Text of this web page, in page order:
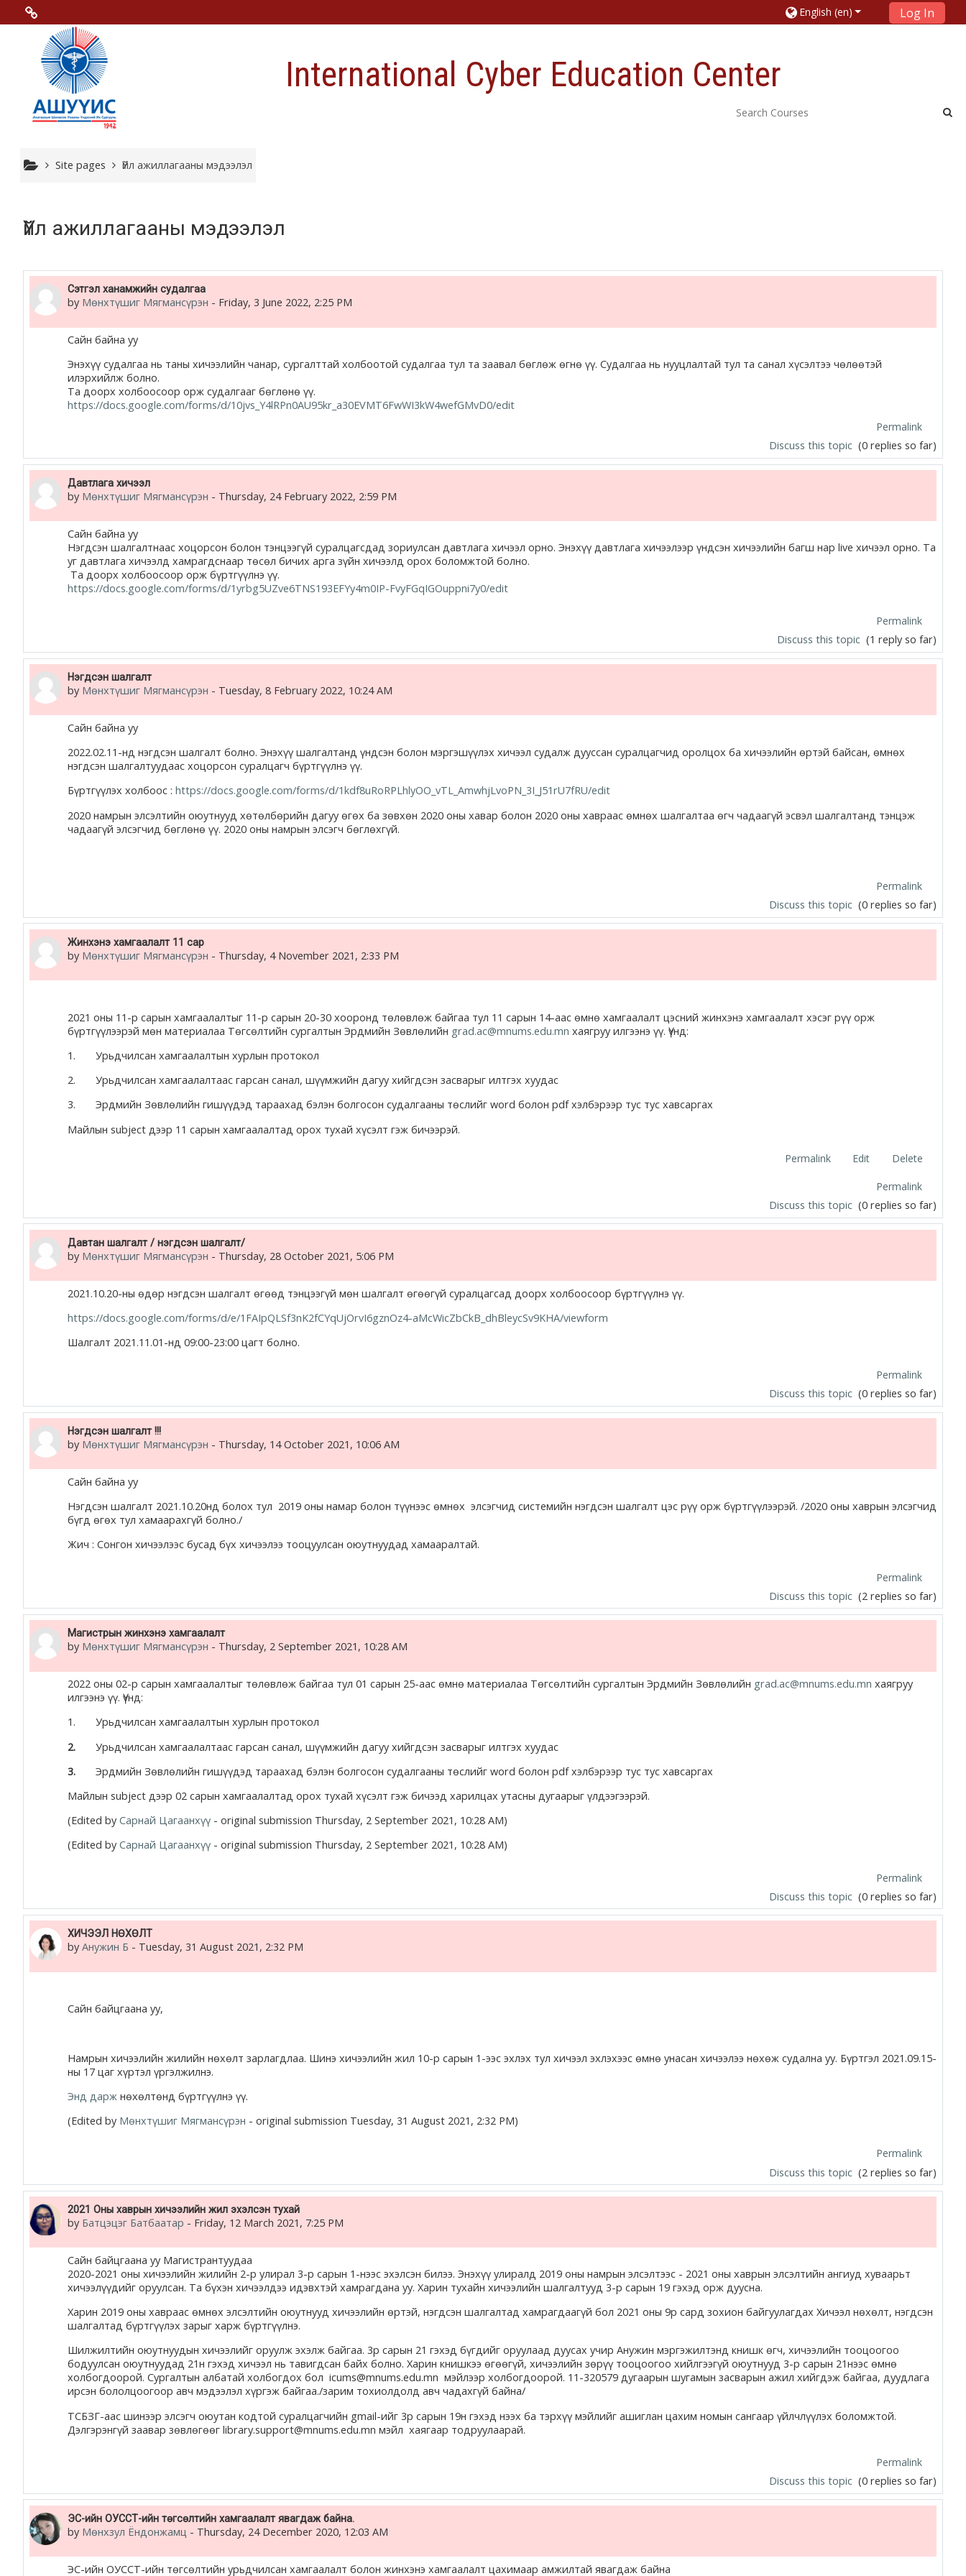
Skip to main content
Menu 2
Moodle community
Moodle free support
Moodle development
жишээ 2
Moodle community
Moodle free support
Moodle development
Moodle Docs
Moodle.com
English ‎(en)‎ Log In
International Cyber Education Center
Site pages Үйл ажиллагааны мэдээлэл
Үйл ажиллагааны мэдээлэл
Сэтгэл ханамжийн судалгаа
by Мөнхтүшиг Мягмансүрэн - Friday, 3 June 2022, 2:25 PM
Сайн байна уу
Энэхүү судалгаа нь таны хичээлийн чанар, сургалттай холбоотой судалгаа тул та заавал бөглөж өгнө үү. Судалгаа нь нууцлалтай тул та санал хүсэлтээ чөлөөтэй
илэрхийлж болно.
Та доорх холбоосоор орж судалгааг бөглөнө үү.
https://docs.google.com/forms/d/10jvs_Y4lRPn0AU95kr_a30EVMT6FwWI3kW4wefGMvD0/edit
Permalink
Discuss this topic (0 replies so far)
Давтлага хичээл
by Мөнхтүшиг Мягмансүрэн - Thursday, 24 February 2022, 2:59 PM
Сайн байна уу
Нэгдсэн шалгалтнаас хоцорсон болон тэнцээгүй суралцагсдад зориулсан давтлага хичээл орно. Энэхүү давтлага хичээлээр үндсэн хичээлийн багш нар live хичээл орно. Та
уг давтлага хичээлд хамрагдснаар төсөл бичих арга зүйн хичээлд орох боломжтой болно.
Та доорх холбоосоор орж бүртгүүлнэ үү.
https://docs.google.com/forms/d/1yrbg5UZve6TNS193EFYy4m0IP-FvyFGqIGOuppni7y0/edit
Permalink
Discuss this topic (1 reply so far)
Нэгдсэн шалгалт
by Мөнхтүшиг Мягмансүрэн - Tuesday, 8 February 2022, 10:24 AM
Сайн байна уу
2022.02.11-нд нэгдсэн шалгалт болно. Энэхүү шалгалтанд үндсэн болон мэргэшүүлэх хичээл судалж дууссан суралцагчид оролцох ба хичээлийн өртэй байсан, өмнөх
нэгдсэн шалгалтуудаас хоцорсон суралцагч бүртгүүлнэ үү.
Бүртгүүлэх холбоос : https://docs.google.com/forms/d/1kdf8uRoRPLhlyOO_vTL_AmwhjLvoPN_3I_J51rU7fRU/edit
2020 намрын элсэлтийн оюутнууд хөтөлбөрийн дагуу өгөх ба зөвхөн 2020 оны хавар болон 2020 оны хавраас өмнөх шалгалтаа өгч чадаагүй эсвэл шалгалтанд тэнцэж
чадаагүй элсэгчид бөглөнө үү. 2020 оны намрын элсэгч бөглөхгүй.
Permalink
Discuss this topic (0 replies so far)
Жинхэнэ хамгаалалт 11 сар
by Мөнхтүшиг Мягмансүрэн - Thursday, 4 November 2021, 2:33 PM
2021 оны 11-р сарын хамгаалалтыг 11-р сарын 20-30 хооронд төлөвлөж байгаа тул 11 сарын 14-аас өмнө хамгаалалт цэсний жинхэнэ хамгаалалт хэсэг рүү орж
бүртгүүлээрэй мөн материалаа Төгсөлтийн сургалтын Эрдмийн Зөвлөлийн grad.ac@mnums.edu.mn хаягруу илгээнэ үү. Үүнд:
1. Урьдчилсан хамгаалалтын хурлын протокол
2. Урьдчилсан хамгаалалтаас гарсан санал, шүүмжийн дагуу хийгдсэн засварыг илтгэх хуудас
3. Эрдмийн Зөвлөлийн гишүүдэд тараахад бэлэн болгосон судалгааны төслийг word болон pdf хэлбэрээр тус тус хавсаргах
Майлын subject дээр 11 сарын хамгаалалтад орох тухай хүсэлт гэж бичээрэй.
Permalink Edit Delete
Permalink
Discuss this topic (0 replies so far)
Давтан шалгалт / нэгдсэн шалгалт/
by Мөнхтүшиг Мягмансүрэн - Thursday, 28 October 2021, 5:06 PM
2021.10.20-ны өдөр нэгдсэн шалгалт өгөөд тэнцээгүй мөн шалгалт өгөөгүй суралцагсад доорх холбоосоор бүртгүүлнэ үү.
https://docs.google.com/forms/d/e/1FAIpQLSf3nK2fCYqUjOrvI6gznOz4-aMcWicZbCkB_dhBleycSv9KHA/viewform
Шалгалт 2021.11.01-нд 09:00-23:00 цагт болно.
Permalink
Discuss this topic (0 replies so far)
Нэгдсэн шалгалт !!!
by Мөнхтүшиг Мягмансүрэн - Thursday, 14 October 2021, 10:06 AM
Сайн байна уу
Нэгдсэн шалгалт 2021.10.20нд болох тул 2019 оны намар болон түүнээс өмнөх элсэгчид системийн нэгдсэн шалгалт цэс рүү орж бүртгүүлээрэй. /2020 оны хаврын элсэгчид
бүгд өгөх тул хамаарахгүй болно./
Жич : Сонгон хичээлээс бусад бүх хичээлээ тооцуулсан оюутнуудад хамааралтай.
Permalink
Discuss this topic (2 replies so far)
Магистрын жинхэнэ хамгаалалт
by Мөнхтүшиг Мягмансүрэн - Thursday, 2 September 2021, 10:28 AM
2022 оны 02-р сарын хамгаалалтыг төлөвлөж байгаа тул 01 сарын 25-аас өмнө материалаа Төгсөлтийн сургалтын Эрдмийн Зөвлөлийн grad.ac@mnums.edu.mn хаягруу
илгээнэ үү. Үүнд:
1. Урьдчилсан хамгаалалтын хурлын протокол
2. Урьдчилсан хамгаалалтаас гарсан санал, шүүмжийн дагуу хийгдсэн засварыг илтгэх хуудас
3. Эрдмийн Зөвлөлийн гишүүдэд тараахад бэлэн болгосон судалгааны төслийг word болон pdf хэлбэрээр тус тус хавсаргах
Майлын subject дээр 02 сарын хамгаалалтад орох тухай хүсэлт гэж бичээд харилцах утасны дугаарыг үлдээгээрэй.
(Edited by Сарнай Цагаанхүү- original submission Thursday, 2 September 2021, 10:28 AM)
(Edited by Сарнай Цагаанхүү- original submission Thursday, 2 September 2021, 10:28 AM)
Permalink
Discuss this topic (0 replies so far)
ХИЧЭЭЛ НӨХӨЛТ
by Анужин Б - Tuesday, 31 August 2021, 2:32 PM
Сайн байцгаана уу,
Намрын хичээлийн жилийн нөхөлт зарлагдлаа. Шинэ хичээлийн жил 10-р сарын 1-ээс эхлэх тул хичээл эхлэхээс өмнө унасан хичээлээ нөхөж судална уу. Бүртгэл 2021.09.15-
ны 17 цаг хүртэл үргэлжилнэ.
Энд даржнөхөлтөнд бүртгүүлнэ үү.
(Edited by Мөнхтүшиг Мягмансүрэн - original submission Tuesday, 31 August 2021, 2:32 PM)
Permalink
Discuss this topic (2 replies so far)
2021 Оны хаврын хичээлийн жил эхэлсэн тухай
by Батцэцэг Батбаатар - Friday, 12 March 2021, 7:25 PM
Сайн байцгаана уу Магистрантуудаа
2020-2021 оны хичээлийн жилийн 2-р улирал 3-р сарын 1-нээс эхэлсэн билээ. Энэхүү улиралд 2019 оны намрын элсэлтээс - 2021 оны хаврын элсэлтийн ангиуд хуваарьт
хичээлүүдийг оруулсан. Та бүхэн хичээлдээ идэвхтэй хамрагдана уу. Харин тухайн хичээлийн шалгалтууд 3-р сарын 19 гэхэд орж дуусна.
Харин 2019 оны хавраас өмнөх элсэлтийн оюутнууд хичээлийн өртэй, нэгдсэн шалгалтад хамрагдаагүй бол 2021 оны 9р сард зохион байгуулагдах Хичээл нөхөлт, нэгдсэн
шалгалтад бүртгүүлэх зарыг харж бүртгүүлнэ.
Шилжилтийн оюутнуудын хичээлийг оруулж эхэлж байгаа. 3р сарын 21 гэхэд бүгдийг оруулаад дуусах учир Анужин мэргэжилтэнд книшк өгч, хичээлийн тооцоогоо
бодуулсан оюутнуудад 21н гэхэд хичээл нь тавигдсан байх болно. Харин книшкээ өгөөгүй, хичээлийн зөрүү тооцоогоо хийлгээгүй оюутнууд 3-р сарын 21нээс өмнө
холбогдоорой. Сургалтын албатай холбогдох бол icums@mnums.edu.mn мэйлээр холбогдоорой. 11-320579 дугаарын шугамын засварын ажил хийгдэж байгаа, дуудлага
ирсэн бололцоогоор авч мэдээлэл хүргэж байгаа./зарим тохиолдолд авч чадахгүй байна/
ТСБЗГ-аас шинээр элсэгч оюутан кодтой суралцагчийн gmail-ийг 3р сарын 19н гэхэд нээх ба тэрхүү мэйлийг ашиглан цахим номын сангаар үйлчлүүлэх боломжтой.
Дэлгэрэнгүй заавар зөвлөгөөг library.support@mnums.edu.mn мэйл хаягаар тодруулаарай.
Permalink
Discuss this topic (0 replies so far)
ЭС-ийн ОУССТ-ийн төгсөлтийн хамгаалалт явагдаж байна.
by Мөнхзул Ёндонжамц - Thursday, 24 December 2020, 12:03 AM
ЭС-ийн ОУССТ-ийн төгсөлтийн урьдчилсан хамгаалалт болон жинхэнэ хамгаалалт цахимаар амжилтай явагдаж байна